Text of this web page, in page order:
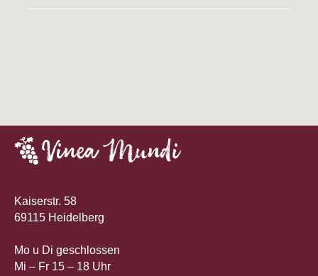
Kaiserstr. 58
69115 Heidelberg
Mo u Di geschlossen
Mi – Fr 15 – 18 Uhr